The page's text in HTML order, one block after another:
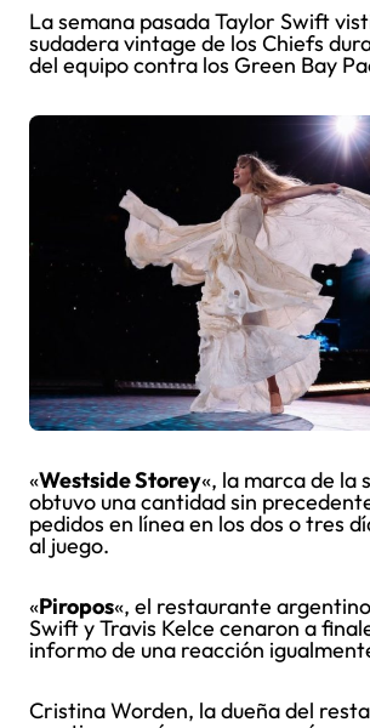
La semana pasada Taylor Swift
sudadera vintage de los Chiefs
del equipo contra los Green Bay
«Westside Storey«, la marca de la
obtuvo una cantidad sin
pedidos en línea en los dos o tres
al juego.
«Piropos«, el restaurante
Swift y Travis Kelce cenaron a
informo de una reacción
Cristina Worden, la dueña del